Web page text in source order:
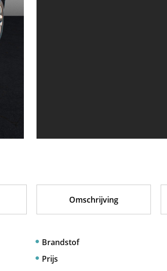
Omschrijving
Brandstof
Prijs